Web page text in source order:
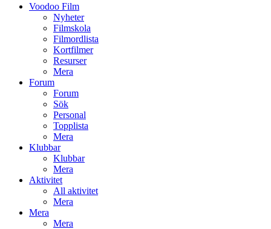
Voodoo Film
Nyheter
Filmskola
Filmordlista
Kortfilmer
Resurser
Mera
Forum
Forum
Sök
Personal
Topplista
Mera
Klubbar
Klubbar
Mera
Aktivitet
All aktivitet
Mera
Mera
Mera